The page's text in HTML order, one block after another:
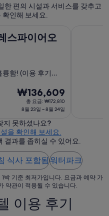
한 편의 시설과 서비스를 갖추고
확인해 보세요.
스파이어오
륭함! (이용 후기
8
23
일
부
터
8
월
24
일
까
지
₩136,609
총 요금: ₩172,810
8월 23일 ~ 8월 24일
지 못하셨나요?
을 확인해 보세요.
결과를 좁히실 수 있어요.
식사 포함됨워터파크
박 기준 최저가입니다. 요금과 예약 가
약관이 적용될 수 있습니다.
이용 후기